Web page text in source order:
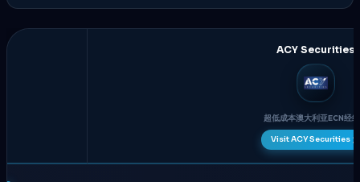
ACY Securities
超低成本澳大利亚ECN经
Visit ACY Securities